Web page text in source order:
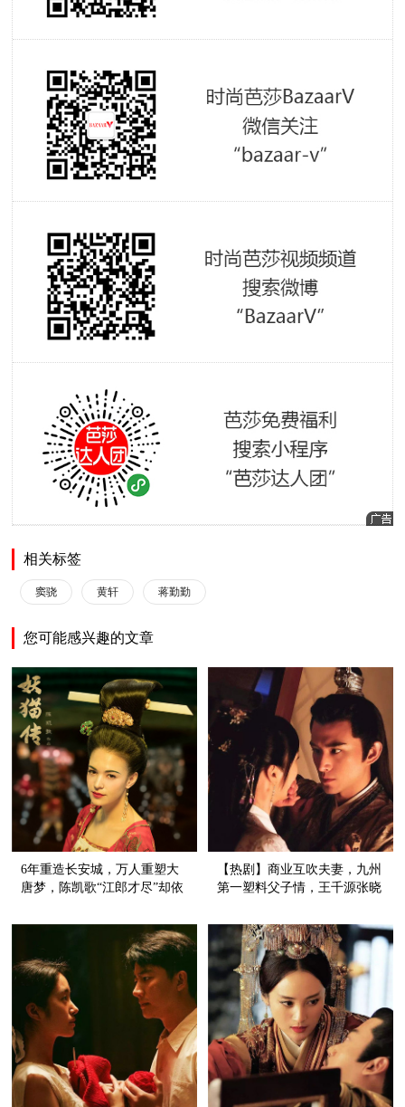
相关标签
窦骁 黄轩 蒋勤勤
您可能感兴趣的文章
6年重造长安城，万人重塑大
唐梦，陈凯歌“江郎才尽”却依
【热剧】商业互吹夫妻，九州
第一塑料父子情，王千源张晓